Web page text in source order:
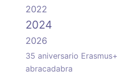
2022
2024
2026
35 aniversario Erasmus+
abracadabra